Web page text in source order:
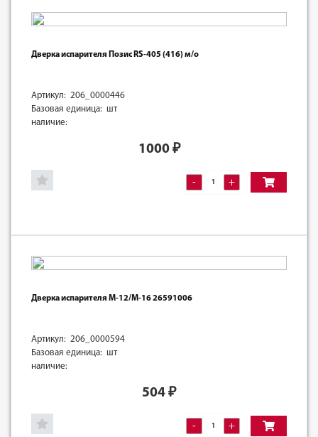
Дверка испарителя Позис RS-405 (416) м/о
Артикул: 206_0000446
Базовая единица: шт
наличие:
1000₽
- +
Дверка испарителя М-12/М-16 26591006
Артикул: 206_0000594
Базовая единица: шт
наличие:
504 ₽
- +